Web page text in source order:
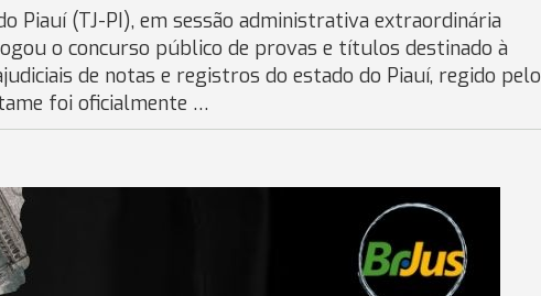
Piauí (TJ-PI), em sessão administrativa extraordinária
o concurso público de provas e títulos destinado à
de notas e registros do estado do Piauí, regido pelo
foi oficialmente …